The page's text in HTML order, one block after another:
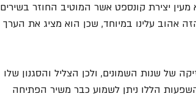
יצירת קונספט אשר המוטיב החוזר בשירים
אהוב עלינו במיוחד, שכן הוא מציג את הערך
של שנות השמונים, ולכן הצליל והסגנון שלו
הללו ניתן לשמוע כבר משיר הפתיחה